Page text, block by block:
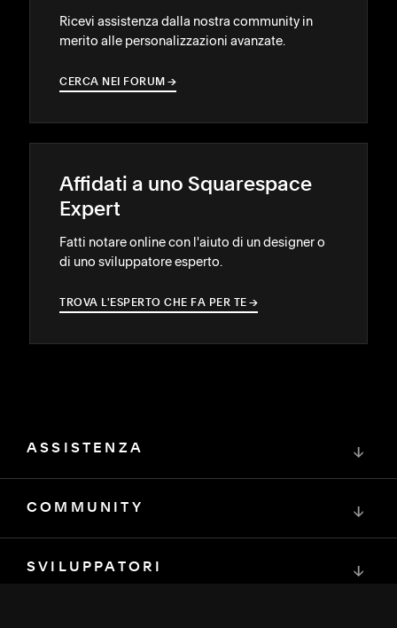
Ricevi assistenza dalla nostra community in
merito alle personalizzazioni avanzate.
CERCA NEI FORUM →
→
Affidati a uno Squarespace
Expert
Fatti notare online con l'aiuto di un designer o
di uno sviluppatore esperto.
TROVA L'ESPERTO CHE FA PER TE →
→
ASSISTENZA ↓
COMMUNITY ↓
SVILUPPATORI ↓